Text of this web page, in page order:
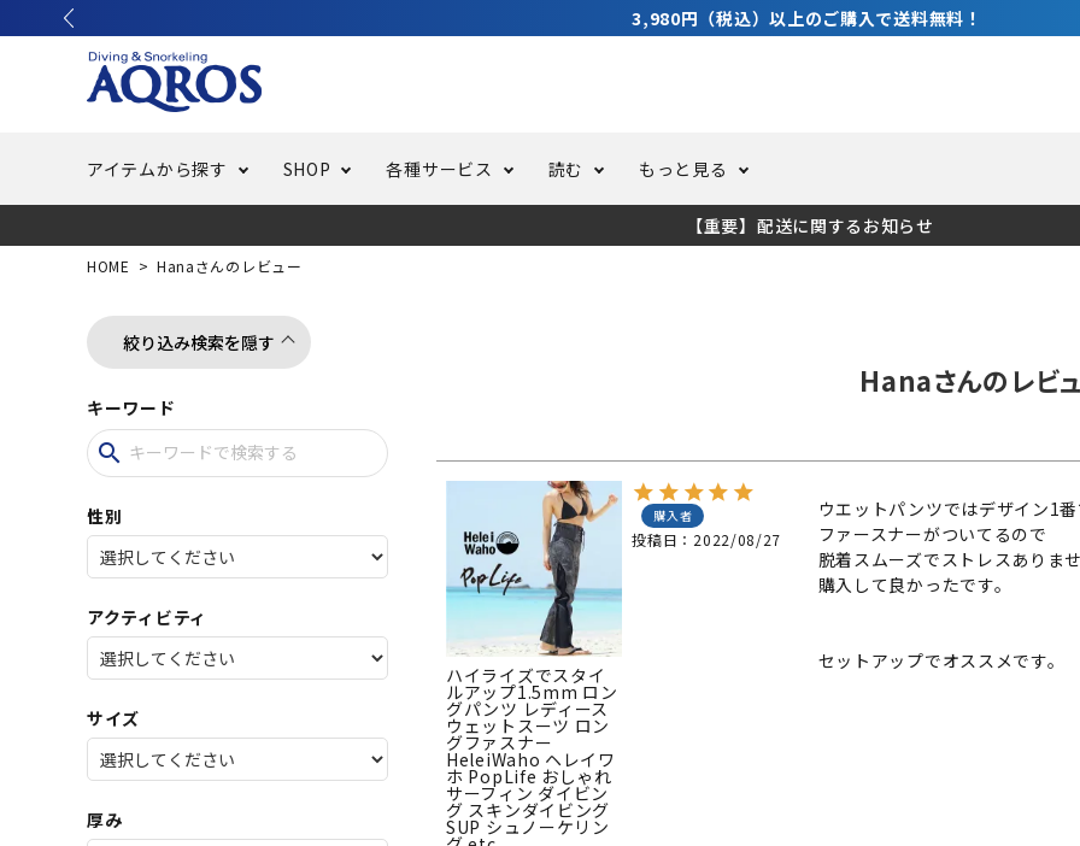
3,980円（税込）以上のご購入で送料無料！
アイテムから探す
ラッシュガード・水着・マリンウェア
フリースタイルダイビング
バッグ・ケース
スイミング
SALE 店舗限定商品
SHOP
池袋店／IKEBUKURO
各種サービス
バッテリー交換
読む
ニュース
でしか
もっと見る
ご利用ガイド
LINE ID連携でお買い物が便利に
求人
【重要】配送に関するお知らせ
HOME Hanaさんのレビュー
絞り込み検索を隠す
キーワード
search
性別
アクティビティ
サイズ
厚み
Hanaさんのレビ
ハイライズでスタイ
ルアップ1.5mm ロン
グパンツ レディース
ウェットスーツ ロン
グファスナー
HeleiWaho ヘレイワ
ホ PopLife おしゃれ
サーフィン ダイビン
グ スキンダイビング
SUP シュノーケリン
購入者
投稿日 2022/08/27
ウエットパンツではデザイン1番
ファースナーがついてるので
脱着スムーズでストレスありませ
購入して良かったです。
セットアップでオススメです。